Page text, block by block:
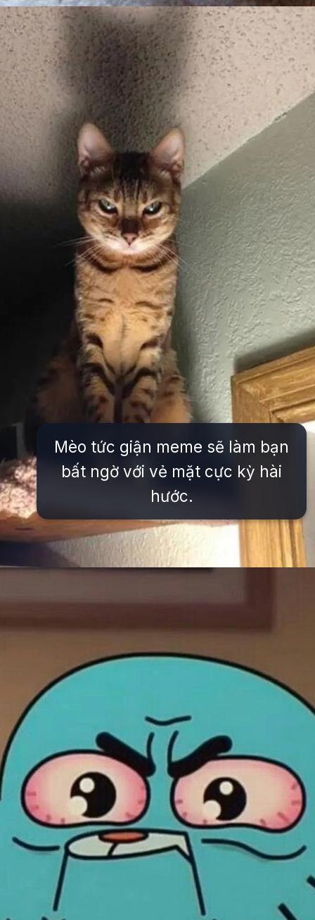
Đang mở https://issiloo.edu.vn/gian-meme
Mèo tức giận meme sẽ làm bạn
bất ngờ với vẻ mặt cực kỳ hài
hước.